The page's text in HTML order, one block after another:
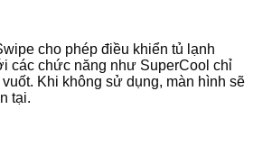
cho phép điều khiển tủ lạnh
các chức năng như SuperCool chỉ
Khi không sử dụng, màn hình sẽ
tại.